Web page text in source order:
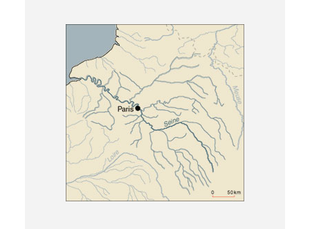
LES HAUTEURS
LES ATOUTS DU SITE DE PARIS